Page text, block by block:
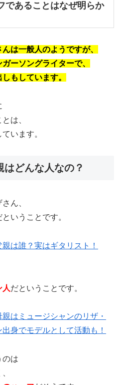
であることはなぜ明らか
は一般人のようですが、
ーソングライターで、
もしています。
は、
います。
どんな人なの？
ん、
ということです。
は誰？実はギタリスト！
人だということです。
はミュージシャンのリザ・
身でモデルとして活動も！
のは